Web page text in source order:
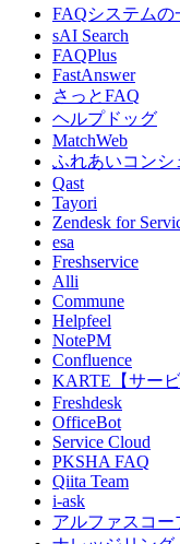
FAQシステムの
sAI Search
FAQPlus
FastAnswer
さっとFAQ
ヘルプドッグ
MatchWeb
ふれあいコンシ
Qast
Tayori
Zendesk for
esa
Freshservice
Alli
Commune
Helpfeel
NotePM
Confluence
KARTE【サービ
Freshdesk
OfficeBot
Service Cloud
PKSHA FAQ
Qiita Team
i-ask
アルファスコー